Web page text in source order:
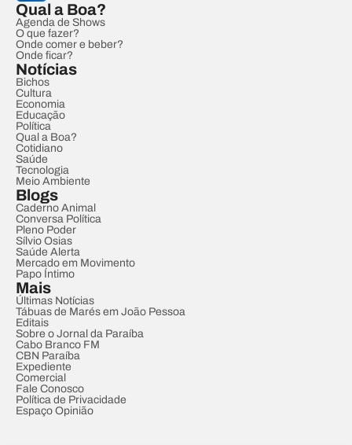
Qual a Boa?
Agenda de Shows
O que fazer?
Onde comer e beber?
Onde ficar?
Notícias
Bichos
Cultura
Economia
Educação
Política
Qual a Boa?
Cotidiano
Saúde
Tecnologia
Meio Ambiente
Blogs
Caderno Animal
Conversa Política
Pleno Poder
Sílvio Osias
Saúde Alerta
Mercado em Movimento
Papo Íntimo
Mais
Últimas Notícias
Tábuas de Marés em João Pessoa
Editais
Sobre o Jornal da Paraíba
Cabo Branco FM
CBN Paraíba
Expediente
Comercial
Fale Conosco
Política de Privacidade
Espaço Opinião